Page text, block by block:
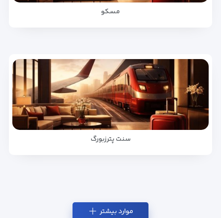
مسکو
سنت پترزبورگ
موارد بیشتر